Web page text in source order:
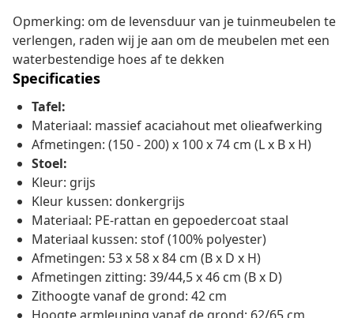
Opmerking: om de levensduur van je tuinmeubelen te
verlengen, raden wij je aan om de meubelen met een
waterbestendige hoes af te dekken
Specificaties
Tafel:
Materiaal: massief acaciahout met olieafwerking
Afmetingen: (150 - 200) x 100 x 74 cm (L x B x H)
Stoel:
Kleur: grijs
Kleur kussen: donkergrijs
Materiaal: PE-rattan en gepoedercoat staal
Materiaal kussen: stof (100% polyester)
Afmetingen: 53 x 58 x 84 cm (B x D x H)
Afmetingen zitting: 39/44,5 x 46 cm (B x D)
Zithoogte vanaf de grond: 42 cm